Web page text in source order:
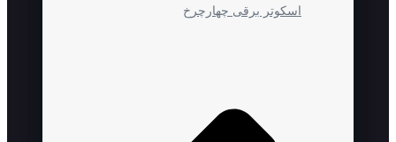
اسکوتر برقی چهارچرخ